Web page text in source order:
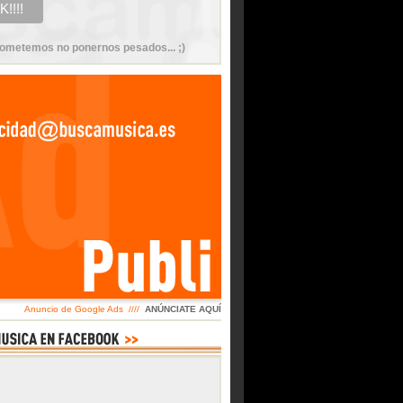
no ponernos pesados... ;)
Anuncio de Google Ads //// ANÚNCIATE AQUÍ